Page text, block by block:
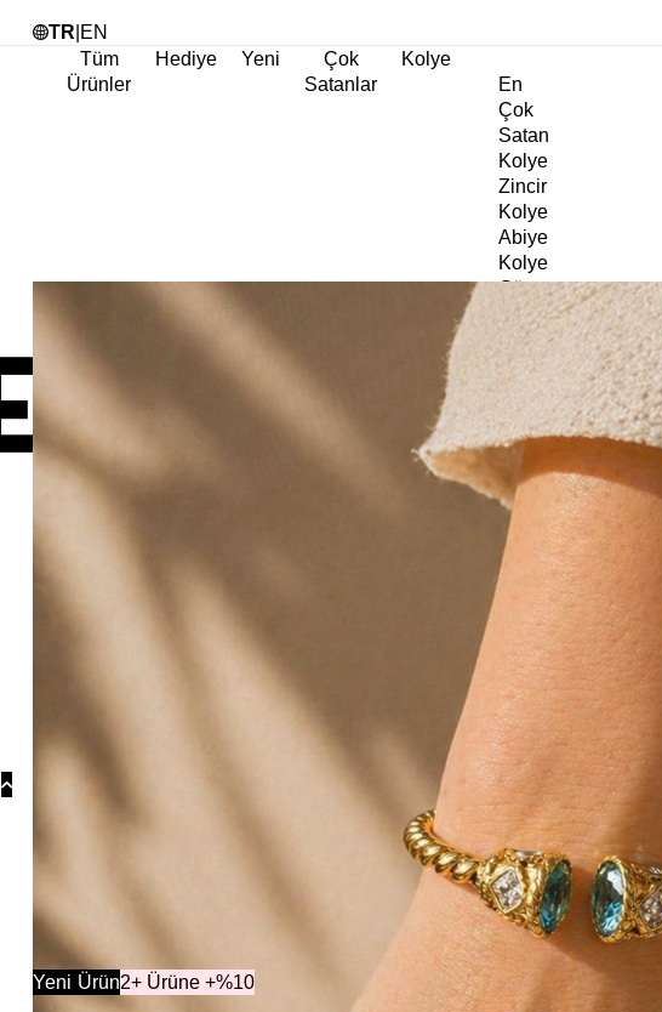
TR EN
Tüm
Ürünler
Hediye Yeni
Çok
Satanlar
Kolye
En
Çok
Satan
Kolye
Zincir
Kolye
Abiye
Kolye
Göz
Kolye
Charm
Doğaltaş
İnci
Kolye
Choker
Kolye
Kalp
Kolye
Gümüş
Kolye
Kolye
Koleksiyonlar Koleksiyonlar
Yeni Ürün2+ Ürüne +%10